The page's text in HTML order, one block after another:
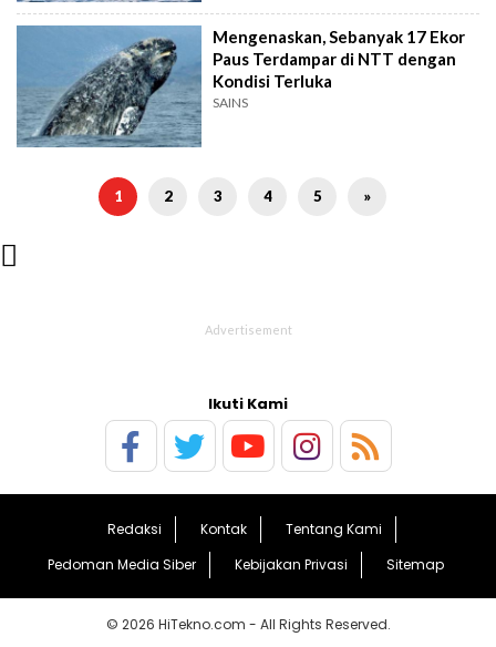
Mengenaskan, Sebanyak 17 Ekor
Paus Terdampar di NTT dengan
Kondisi Terluka
SAINS
1 2 3 4 5 »

Ikuti Kami
Redaksi Kontak
Tentang Kami
Pedoman Media Siber
Kebijakan Privasi Sitemap
© 2026 HiTekno.com - All Rights Reserved.